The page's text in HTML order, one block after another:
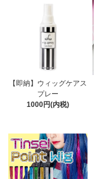
【即納】ウィッグケアス
プレー
1000円(内税)